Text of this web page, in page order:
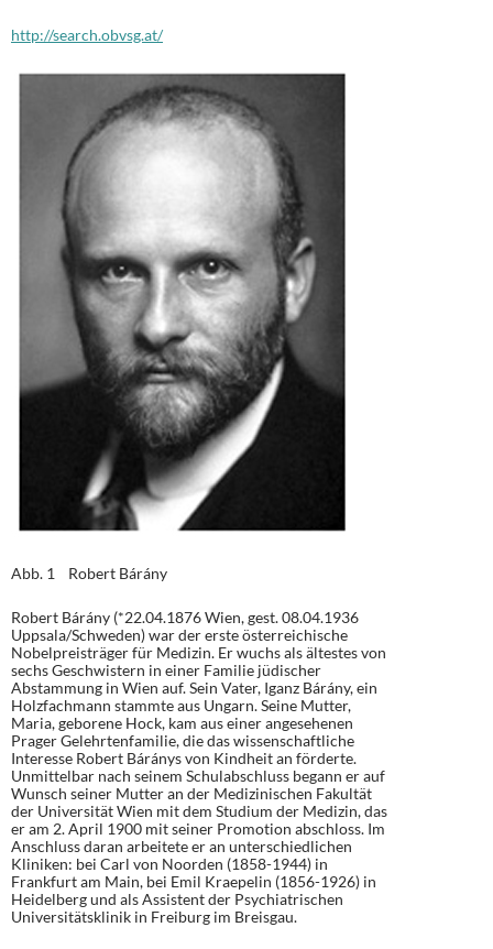
http://search.obvsg.at/
Abb. 1 Robert Bárány
Robert Bárány (*22.04.1876 Wien, gest. 08.04.1936
Uppsala/Schweden) war der erste österreichische
Nobelpreisträger für Medizin. Er wuchs als ältestes von
sechs Geschwistern in einer Familie jüdischer
Abstammung in Wien auf. Sein Vater, Iganz Bárány, ein
Holzfachmann stammte aus Ungarn. Seine Mutter,
Maria, geborene Hock, kam aus einer angesehenen
Prager Gelehrtenfamilie, die das wissenschaftliche
Interesse Robert Báránys von Kindheit an förderte.
Unmittelbar nach seinem Schulabschluss begann er auf
Wunsch seiner Mutter an der Medizinischen Fakultät
der Universität Wien mit dem Studium der Medizin, das
er am 2. April 1900 mit seiner Promotion abschloss. Im
Anschluss daran arbeitete er an unterschiedlichen
Kliniken: bei Carl von Noorden (1858-1944) in
Frankfurt am Main, bei Emil Kraepelin (1856-1926) in
Heidelberg und als Assistent der Psychiatrischen
Universitätsklinik in Freiburg im Breisgau.